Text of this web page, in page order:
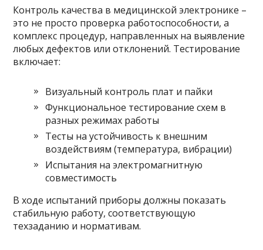
Контроль качества в медицинской электронике –
это не просто проверка работоспособности, а
комплекс процедур, направленных на выявление
любых дефектов или отклонений. Тестирование
включает:
Визуальный контроль плат и пайки
Функциональное тестирование схем в
разных режимах работы
Тесты на устойчивость к внешним
воздействиям (температура, вибрации)
Испытания на электромагнитную
совместимость
В ходе испытаний приборы должны показать
стабильную работу, соответствующую
техзаданию и нормативам.